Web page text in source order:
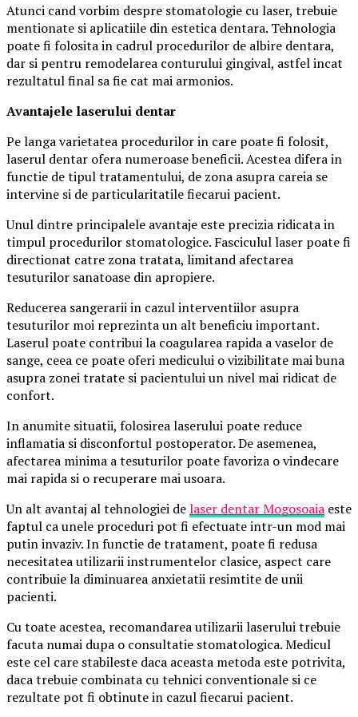
Atunci cand vorbim despre stomatologie cu laser, trebuie
mentionate si aplicatiile din estetica dentara. Tehnologia
poate fi folosita in cadrul procedurilor de albire dentara,
dar si pentru remodelarea conturului gingival, astfel incat
rezultatul final sa fie cat mai armonios.
Avantajele laserului dentar
Pe langa varietatea procedurilor in care poate fi folosit,
laserul dentar ofera numeroase beneficii. Acestea difera in
functie de tipul tratamentului, de zona asupra careia se
intervine si de particularitatile fiecarui pacient.
Unul dintre principalele avantaje este precizia ridicata in
timpul procedurilor stomatologice. Fasciculul laser poate fi
directionat catre zona tratata, limitand afectarea
tesuturilor sanatoase din apropiere.
Reducerea sangerarii in cazul interventiilor asupra
tesuturilor moi reprezinta un alt beneficiu important.
Laserul poate contribui la coagularea rapida a vaselor de
sange, ceea ce poate oferi medicului o vizibilitate mai buna
asupra zonei tratate si pacientului un nivel mai ridicat de
confort.
In anumite situatii, folosirea laserului poate reduce
inflamatia si disconfortul postoperator. De asemenea,
afectarea minima a tesuturilor poate favoriza o vindecare
mai rapida si o recuperare mai usoara.
Un alt avantaj al tehnologiei delaser dentar Mogosoaia este
faptul ca unele proceduri pot fi efectuate intr-un mod mai
putin invaziv. In functie de tratament, poate fi redusa
necesitatea utilizarii instrumentelor clasice, aspect care
contribuie la diminuarea anxietatii resimtite de unii
pacienti.
Cu toate acestea, recomandarea utilizarii laserului trebuie
facuta numai dupa o consultatie stomatologica. Medicul
este cel care stabileste daca aceasta metoda este potrivita,
daca trebuie combinata cu tehnici conventionale si ce
rezultate pot fi obtinute in cazul fiecarui pacient.